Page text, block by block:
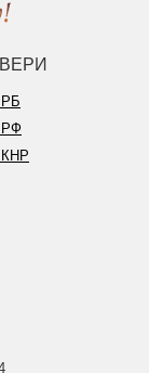
РБ
РФ
КНР